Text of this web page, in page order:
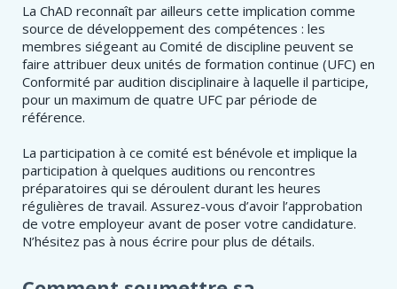
La ChAD reconnaît par ailleurs cette implication comme
source de développement des compétences : les
membres siégeant au Comité de discipline peuvent se
faire attribuer deux unités de formation continue (UFC) en
Conformité par audition disciplinaire à laquelle il participe,
pour un maximum de quatre UFC par période de
référence.
La participation à ce comité est bénévole et implique la
participation à quelques auditions ou rencontres
préparatoires qui se déroulent durant les heures
régulières de travail. Assurez-vous d’avoir l’approbation
de votre employeur avant de poser votre candidature.
N’hésitez pas à nous écrire pour plus de détails.